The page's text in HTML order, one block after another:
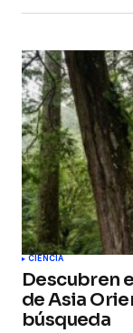
CIENCIA
Descubren
de Asia
búsqueda